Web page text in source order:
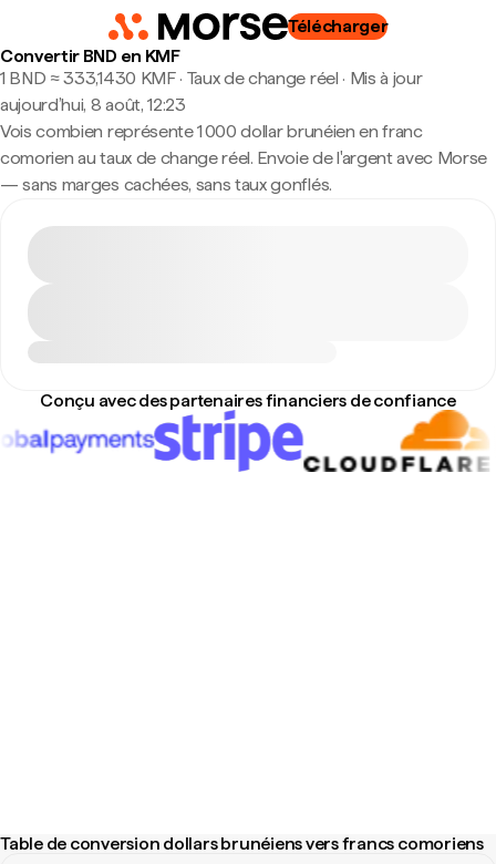
Télécharger
Convertir BND en KMF
1 BND ≈ 333,1430 KMF · Taux de change réel · Mis à jour
aujourd’hui, 8 août, 12:23
Vois combien représente 1 000 dollar brunéien en franc
comorien au taux de change réel. Envoie de l'argent avec Morse
— sans marges cachées, sans taux gonflés.
Conçu avec des partenaires financiers de confiance
Table de conversion dollars brunéiens vers francs comoriens